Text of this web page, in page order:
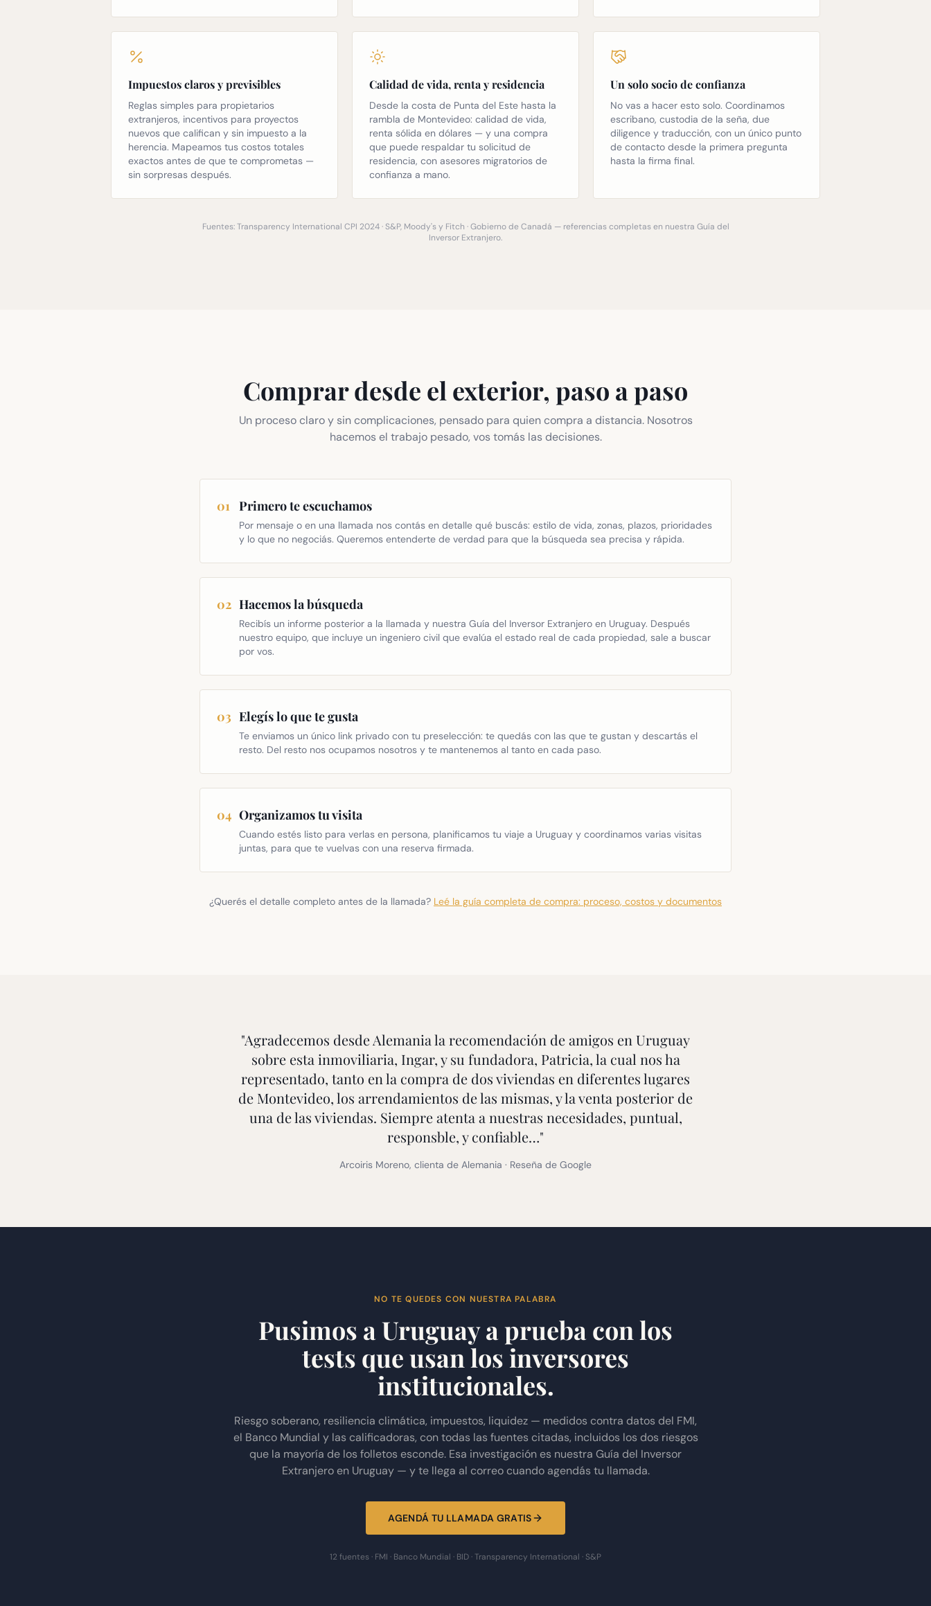
Impuestos claros y previsibles
Reglas simples para propietarios
extranjeros, incentivos para proyectos
nuevos que califican y sin impuesto a la
herencia. Mapeamos tus costos totales
exactos antes de que te comprometas —
sin sorpresas después.
Calidad de vida, renta y residencia
Desde la costa de Punta del Este hasta la
rambla de Montevideo: calidad de vida,
renta sólida en dólares — y una compra
que puede respaldar tu solicitud de
residencia, con asesores migratorios de
confianza a mano.
Un solo socio de confianza
No vas a hacer esto solo. Coordinamos
escribano, custodia de la seña, due
diligence y traducción, con un único punto
de contacto desde la primera pregunta
hasta la firma final.
Fuentes: Transparency International CPI 2024 · S&P, Moody's y Fitch · Gobierno de Canadá — referencias completas en nuestra Guía del
Inversor Extranjero.
Comprar desde el exterior, paso a paso
Un proceso claro y sin complicaciones, pensado para quien compra a distancia. Nosotros
hacemos el trabajo pesado, vos tomás las decisiones.
01 Primero te escuchamos
Por mensaje o en una llamada nos contás en detalle qué buscás: estilo de vida, zonas, plazos, prioridades
y lo que no negociás. Queremos entenderte de verdad para que la búsqueda sea precisa y rápida.
02 Hacemos la búsqueda
Recibís un informe posterior a la llamada y nuestra Guía del Inversor Extranjero en Uruguay. Después
nuestro equipo, que incluye un ingeniero civil que evalúa el estado real de cada propiedad, sale a buscar
por vos.
03 Elegís lo que te gusta
Te enviamos un único link privado con tu preselección: te quedás con las que te gustan y descartás el
resto. Del resto nos ocupamos nosotros y te mantenemos al tanto en cada paso.
04 Organizamos tu visita
Cuando estés listo para verlas en persona, planificamos tu viaje a Uruguay y coordinamos varias visitas
juntas, para que te vuelvas con una reserva firmada.
¿Querés el detalle completo antes de la llamada? Leé la guía completa de compra: proceso, costos y documentos
"Agradecemos desde Alemania la recomendación de amigos en Uruguay
sobre esta inmoviliaria, Ingar, y su fundadora, Patricia, la cual nos ha
representado, tanto en la compra de dos viviendas en diferentes lugares
de Montevideo, los arrendamientos de las mismas, y la venta posterior de
una de las viviendas. Siempre atenta a nuestras necesidades, puntual,
responsble, y confiable…"
Arcoiris Moreno, clienta de Alemania · Reseña de Google
NO TE QUEDES CON NUESTRA PALABRA
Pusimos a Uruguay a prueba con los
tests que usan los inversores
institucionales.
Riesgo soberano, resiliencia climática, impuestos, liquidez — medidos contra datos del FMI,
el Banco Mundial y las calificadoras, con todas las fuentes citadas, incluidos los dos riesgos
que la mayoría de los folletos esconde. Esa investigación es nuestra Guía del Inversor
Extranjero en Uruguay — y te llega al correo cuando agendás tu llamada.
AGENDÁ TU LLAMADA GRATIS
12 fuentes · FMI · Banco Mundial · BID · Transparency International · S&P